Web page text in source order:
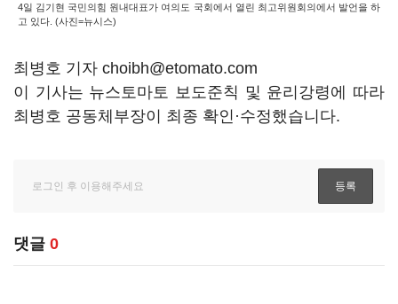
4일 김기현 국민의힘 원내대표가 여의도 국회에서 열린 최고위원회의에서 발언을 하
고 있다. (사진=뉴시스)
최병호 기자 choibh@etomato.com
이 기사는 뉴스토마토 보도준칙 및 윤리강령에 따라
최병호 공동체부장이 최종 확인·수정했습니다.
댓글 0